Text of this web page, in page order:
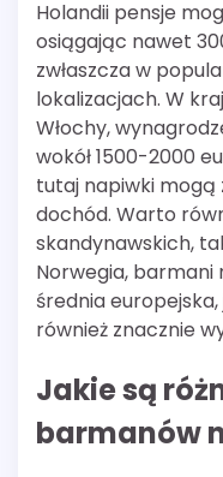
Holandii pensje
osiągając nawet
zwłaszcza w
lokalizacjach. W
Włochy,
wokół 1500-2000
tutaj napiwki mogą
dochód. Warto
skandynawskich,
Norwegia, barmani
średnia
również znacznie
Jakie są
barmanów